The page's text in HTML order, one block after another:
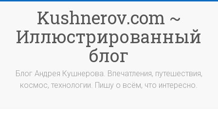
содержимомуKushnerov.com ~
Иллюстрированный
блог
Блог Андрея Кушнерова. Впечатления, путешествия,
космос, технологии. Пишу о всём, что интересно.